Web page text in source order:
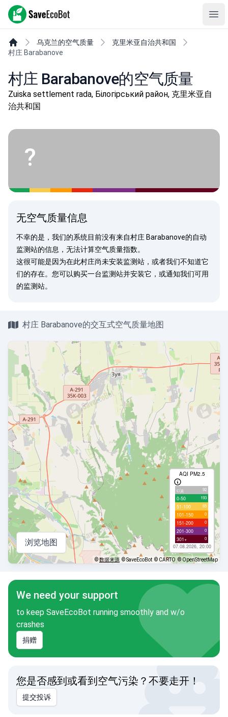
SaveEcoBot
乌克兰的空气质量
克里米亚自治共和国
村庄 Barabanove
村庄 Barabanove的空气质量
Zuiska settlement rada, Білогірський район, 克里米亚自
治共和国
?
无空气质量信息
不幸的是，我们的系统目前没有来自村庄 Barabanove的自动
监测站的信息，无法计算空气质量指数。
这很可能是因为在此村庄尚未安装监测站，或者我们不知道它
们的存在。您可以购买一台监测站并安装它，或通知我们可用
的监测站。
村庄 Barabanove的交互式空气质量地图
克里米亚是乌克兰！
AQI PM2.5
с/д 92
0-50 193
51-100 65
101-150 0
151-200 0
201-300 0
301+ 0
07.08.2026, 20:00
浏览地图
©数据来源 © SaveEcoBot © CARTO © OpenStreetMap
We need your support
to keep SaveEcoBot running smoothly and w/o
crashes
捐赠
您是否感到或看到空气污染？不要走开！
提交投诉